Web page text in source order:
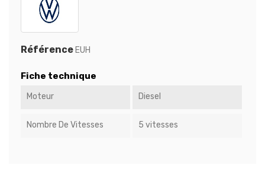
Référence EUH
Fiche technique
Moteur Diesel
Nombre De Vitesses 5 vitesses